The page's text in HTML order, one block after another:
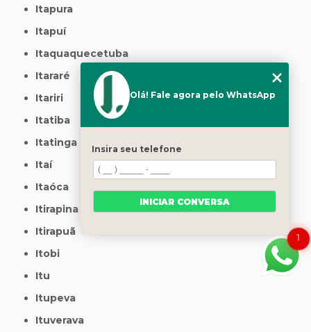
Itapura
Itapuí
Itaquaquecetuba
Itararé
Itariri
Itatiba
Itatinga
Itaí
Itaóca
Itirapina
Itirapuã
Itobi
Itu
Itupeva
Ituverava
1
Olá! Fale agora pelo WhatsApp
Insira seu telefone
INICIAR CONVERSA